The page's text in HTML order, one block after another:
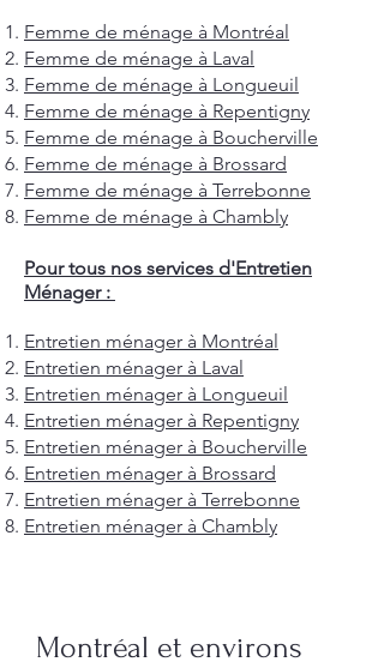
Femme de ménage à Montréal
Femme de ménage à Laval
Femme de ménage à Longueuil
Femme de ménage à Repentigny
Femme de ménage à Boucherville
Femme de ménage à Brossard
Femme de ménage à Terrebonne
Femme de ménage à Chambly
Pour tous nos services d'Entretien
Ménager :
Entretien ménager à Montréal
Entretien ménager à Laval
Entretien ménager à Longueuil
Entretien ménager à Repentigny
Entretien ménager à Boucherville
Entretien ménager à Brossard
Entretien ménager à Terrebonne
Entretien ménager à Chambly
Montréal et environs